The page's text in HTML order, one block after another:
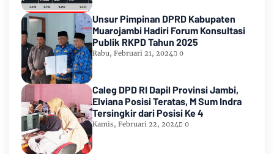
Unsur Pimpinan DPRD Kabupaten
Muarojambi Hadiri Forum Konsultasi
Publik RKPD Tahun 2025
Rabu, Februari 21, 2024 0
Caleg DPD RI Dapil Provinsi Jambi,
Elviana Posisi Teratas, M Sum Indra
Tersingkir dari Posisi Ke 4
Kamis, Februari 22, 2024 0